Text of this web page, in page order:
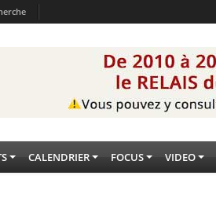
CALENDRIER FOCUS VIDEO